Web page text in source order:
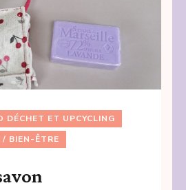
DÉCHET ET UPCYCLING
BIEN-ÊTRE